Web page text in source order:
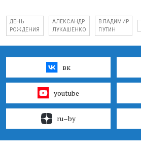
ДЕНЬ
РОЖДЕНИЯ
АЛЕКСАНДР
ЛУКАШЕНКО
ВЛАДИМИР
ПУТИН
вк
youtube
ru–by